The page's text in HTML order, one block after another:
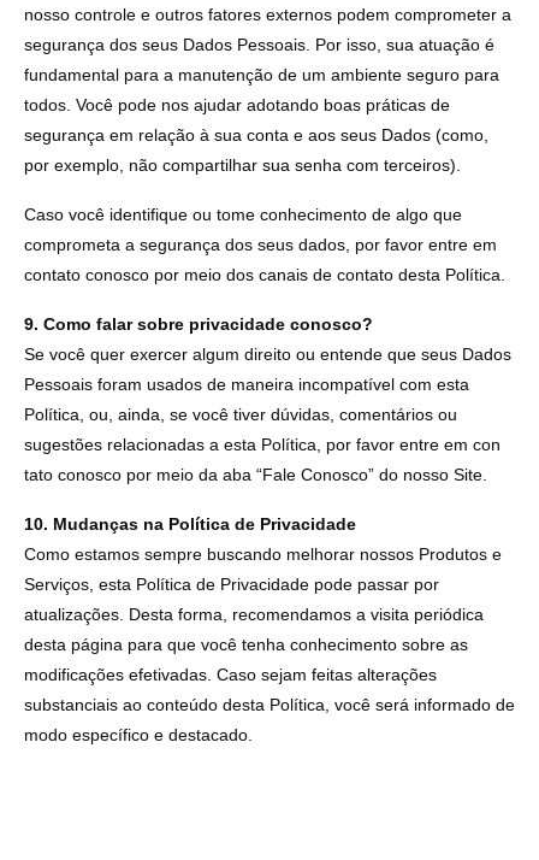
nosso controle e outros fatores externos podem comprometer a
segurança dos seus Dados Pessoais. Por isso, sua atuação é
fundamental para a manutenção de um ambiente seguro para
todos. Você pode nos ajudar adotando boas práticas de
segurança em relação à sua conta e aos seus Dados (como,
por exemplo, não compartilhar sua senha com terceiros).
Caso você identifique ou tome conhecimento de algo que
comprometa a segurança dos seus dados, por favor entre em
contato conosco por meio dos canais de contato desta Política.
9. Como falar sobre privacidade conosco?
Se você quer exercer algum direito ou entende que seus Dados
Pessoais foram usados de maneira incompatível com esta
Política, ou, ainda, se você tiver dúvidas, comentários ou
sugestões relacionadas a esta Política, por favor entre em con
tato conosco por meio da aba “Fale Conosco” do nosso Site.
10. Mudanças na Política de Privacidade
Como estamos sempre buscando melhorar nossos Produtos e
Serviços, esta Política de Privacidade pode passar por
atualizações. Desta forma, recomendamos a visita periódica
desta página para que você tenha conhecimento sobre as
modificações efetivadas. Caso sejam feitas alterações
substanciais ao conteúdo desta Política, você será informado de
modo específico e destacado.